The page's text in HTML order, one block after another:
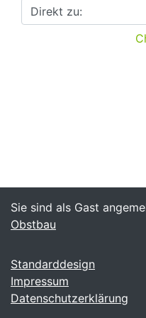
Direkt zu:
Sie sind als Gast
Obstbau
Standarddesign
Impressum
Datenschutzerklärung